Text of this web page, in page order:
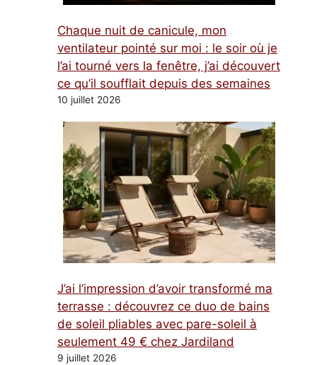
Chaque nuit de canicule, mon
ventilateur pointé sur moi : le soir où je
l’ai tourné vers la fenêtre, j’ai découvert
ce qu’il soufflait depuis des semaines
10 juillet 2026
J’ai l’impression d’avoir transformé ma
terrasse : découvrez ce duo de bains
de soleil pliables avec pare-soleil à
seulement 49 € chez Jardiland
9 juillet 2026